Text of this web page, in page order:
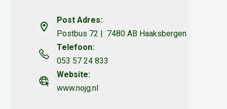
Post Adres:
Postbus 72 | 7480 AB Haaksbergen
Telefoon:
053 57 24 833
Website:
www.nojg.nl